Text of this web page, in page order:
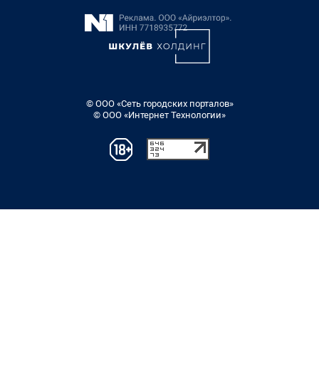
© ООО «Сеть городских порталов»
© ООО «Интернет Технологии»